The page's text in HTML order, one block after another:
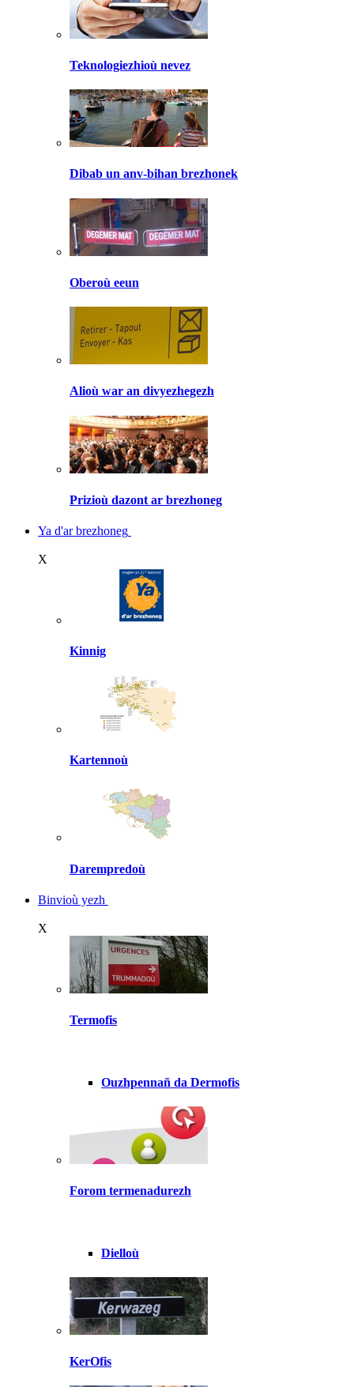
Teknologiezhioù nevez
Dibab un anv-bihan brezhonek
Oberoù eeun
Alioù war an divyezhegezh
Prizioù dazont ar brezhoneg
Ya d'ar brezhoneg
X
Kinnig
Kartennoù
Darempredoù
Binvioù yezh
X
Termofis
Ouzhpennañ da Dermofis
Forom termenadurezh
Dielloù
KerOfis